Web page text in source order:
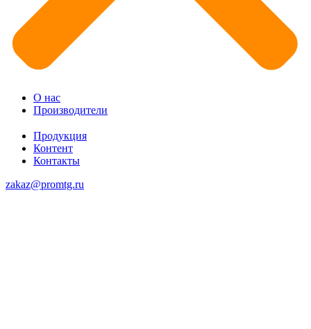
О нас
Производители
Продукция
Контент
Контакты
zakaz@promtg.ru